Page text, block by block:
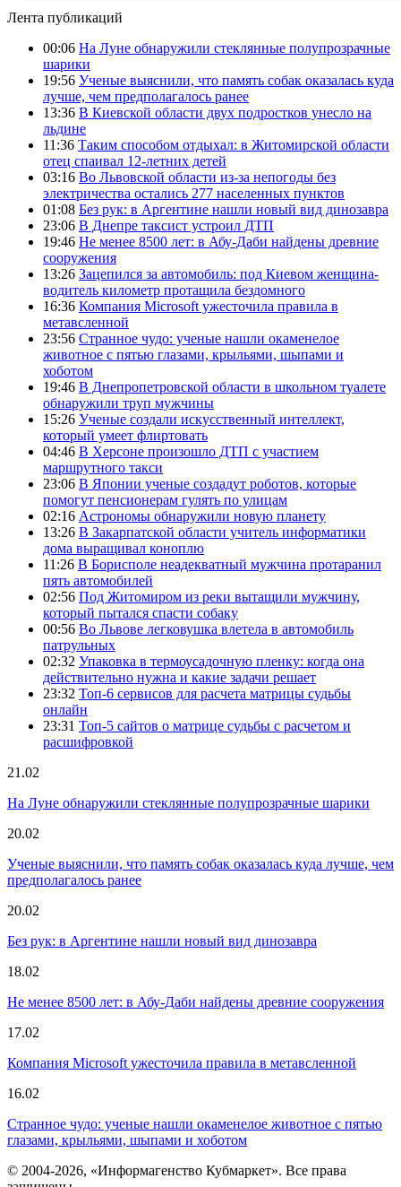
Лента публикаций
00:06 На Луне обнаружили стеклянные полупрозрачные
шарики
19:56 Ученые выяснили, что память собак оказалась куда
лучше, чем предполагалось ранее
13:36 В Киевской области двух подростков унесло на
льдине
11:36 Таким способом отдыхал: в Житомирской области
отец спаивал 12-летних детей
03:16 Во Львовской области из-за непогоды без
электричества остались 277 населенных пунктов
01:08 Без рук: в Аргентине нашли новый вид динозавра
23:06 В Днепре таксист устроил ДТП
19:46 Не менее 8500 лет: в Абу-Даби найдены древние
сооружения
13:26 Зацепился за автомобиль: под Киевом женщина-
водитель километр протащила бездомного
16:36 Компания Microsoft ужесточила правила в
метавсленной
23:56 Странное чудо: ученые нашли окаменелое
животное с пятью глазами, крыльями, шыпами и
хоботом
19:46 В Днепропетровской области в школьном туалете
обнаружили труп мужчины
15:26 Ученые создали искусственный интеллект,
который умеет флиртовать
04:46 В Херсоне произошло ДТП с участием
маршрутного такси
23:06 В Японии ученые создадут роботов, которые
помогут пенсионерам гулять по улицам
02:16 Астрономы обнаружили новую планету
13:26 В Закарпатской области учитель информатики
дома выращивал коноплю
11:26 В Борисполе неадекватный мужчина протаранил
пять автомобилей
02:56 Под Житомиром из реки вытащили мужчину,
который пытался спасти собаку
00:56 Во Львове легковушка влетела в автомобиль
патрульных
02:32 Упаковка в термоусадочную пленку: когда она
действительно нужна и какие задачи решает
23:32 Топ-6 сервисов для расчета матрицы судьбы
онлайн
23:31 Топ-5 сайтов о матрице судьбы с расчетом и
расшифровкой
21.02
На Луне обнаружили стеклянные полупрозрачные шарики
20.02
Ученые выяснили, что память собак оказалась куда лучше, чем
предполагалось ранее
20.02
Без рук: в Аргентине нашли новый вид динозавра
18.02
Не менее 8500 лет: в Абу-Даби найдены древние сооружения
17.02
Компания Microsoft ужесточила правила в метавсленной
16.02
Странное чудо: ученые нашли окаменелое животное с пятью
глазами, крыльями, шыпами и хоботом
© 2004-2026, «Информагенство Кубмаркет». Все права